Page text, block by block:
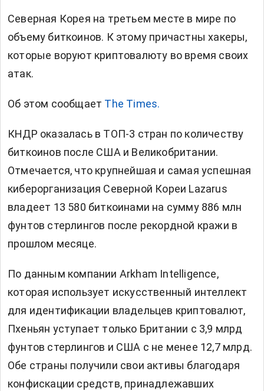
Северная Корея на третьем месте в мире по
объему биткоинов. К этому причастны хакеры,
которые воруют криптовалюту во время своих
атак.
Об этом сообщает The Times.
КНДР оказалась в ТОП-3 стран по количеству
биткоинов после США и Великобритании.
Отмечается, что крупнейшая и самая успешная
киберорганизация Северной Кореи Lazarus
владеет 13 580 биткоинами на сумму 886 млн
фунтов стерлингов после рекордной кражи в
прошлом месяце.
По данным компании Arkham Intelligence,
которая использует искусственный интеллект
для идентификации владельцев криптовалют,
Пхеньян уступает только Британии с 3,9 млрд
фунтов стерлингов и США с не менее 12,7 млрд.
Обе страны получили свои активы благодаря
конфискации средств, принадлежавших